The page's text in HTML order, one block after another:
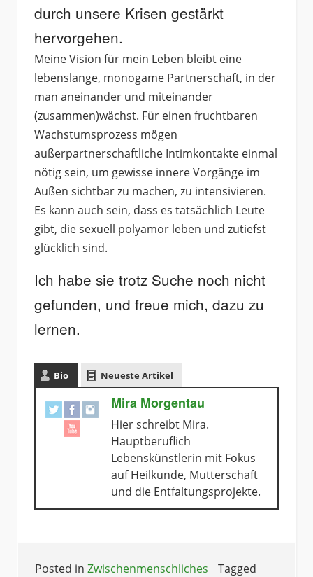
durch unsere Krisen gestärkt
hervorgehen.
Meine Vision für mein Leben bleibt eine
lebenslange, monogame Partnerschaft, in der
man aneinander und miteinander
(zusammen)wächst. Für einen fruchtbaren
Wachstumsprozess mögen
außerpartnerschaftliche Intimkontakte einmal
nötig sein, um gewisse innere Vorgänge im
Außen sichtbar zu machen, zu intensivieren.
Es kann auch sein, dass es tatsächlich Leute
gibt, die sexuell polyamor leben und zutiefst
glücklich sind.
Ich habe sie trotz Suche noch nicht
gefunden, und freue mich, dazu zu
lernen.
Bio Neueste Artikel
Mira Morgentau
Hier schreibt Mira.
Hauptberuflich
Lebenskünstlerin mit Fokus
auf Heilkunde, Mutterschaft
und die Entfaltungsprojekte.
Posted in Zwischenmenschliches
Tagged